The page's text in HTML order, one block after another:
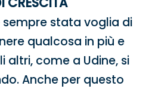
sempre stata voglia di
qualcosa in più e
altri, come a Udine, si
Anche per questo